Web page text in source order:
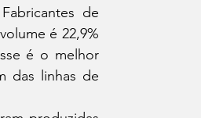
de
é 22,9%
é o melhor
das linhas de